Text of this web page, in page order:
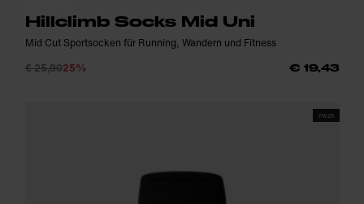
Hillclimb Socks Mid Uni
Mid Cut Sportsocken für Running, Wandern und Fitness
€ 25,9025% € 19,43
FW25